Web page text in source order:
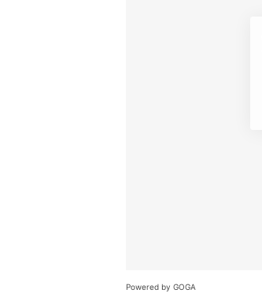
Powered by GOGA